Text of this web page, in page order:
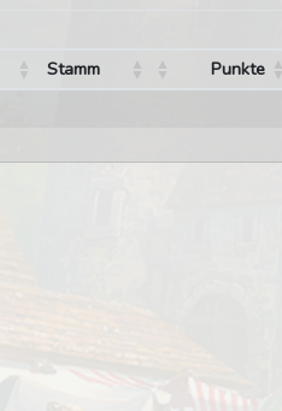
Stamm Punkte